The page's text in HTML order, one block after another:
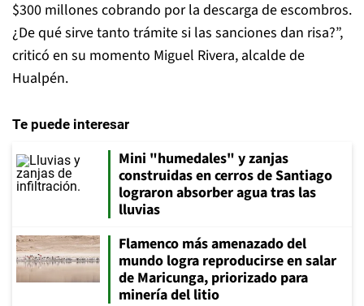
$300 millones cobrando por la descarga de escombros.
¿De qué sirve tanto trámite si las sanciones dan risa?”,
criticó en su momento Miguel Rivera, alcalde de
Hualpén.
Te puede interesar
Mini "humedales" y zanjas
construidas en cerros de Santiago
lograron absorber agua tras las
lluvias
Flamenco más amenazado del
mundo logra reproducirse en salar
de Maricunga, priorizado para
minería del litio